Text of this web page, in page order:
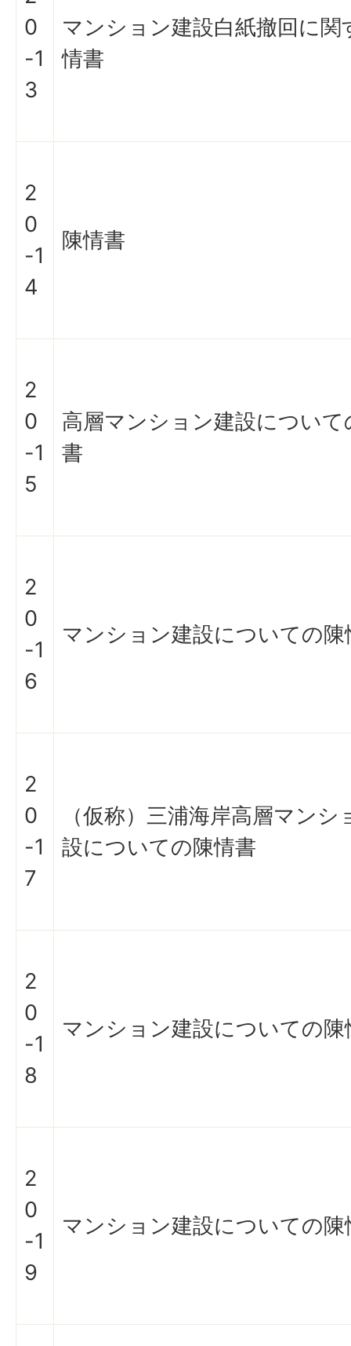
0
-1
3
マンション建設白紙撤回に関
情書
2
0
-1
4
陳情書
2
0
-1
5
高層マンション建設について
書
2
0
-1
6
マンション建設についての陳
2
0
-1
7
（仮称）三浦海岸高層マンシ
設についての陳情書
2
0
-1
8
マンション建設についての陳
2
0
-1
9
マンション建設についての陳